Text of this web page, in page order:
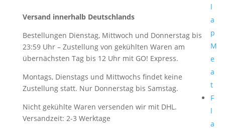
l
a
p
M
e
a
t
F
l
a
Versand innerhalb Deutschlands
Bestellungen Dienstag, Mittwoch und Donnerstag bis
23:59 Uhr – Zustellung von gekühlten Waren am
übernächsten Tag bis 12 Uhr mit GO! Express.
Montags, Dienstags und Mittwochs findet keine
Zustellung statt. Nur Donnerstag bis Samstag.
Nicht gekühlte Waren versenden wir mit DHL.
Versandzeit: 2-3 Werktage